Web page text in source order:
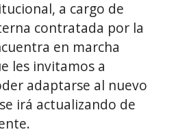
a cargo de
contratada por la
en marcha
les invitamos a
adaptarse al nuevo
irá actualizando de